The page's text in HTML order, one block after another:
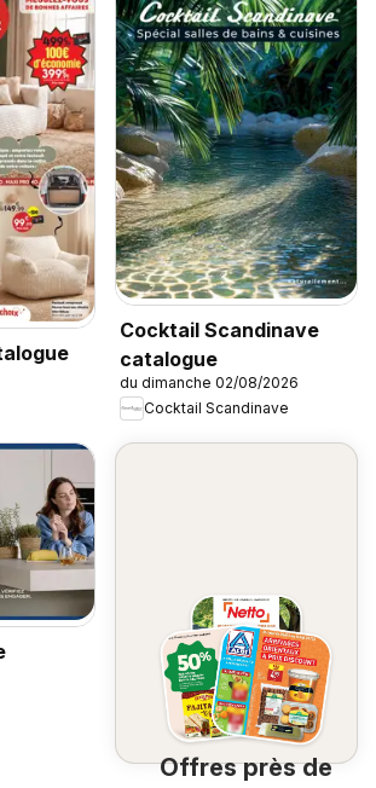
Cocktail Scandinave
catalogue
du dimanche 02/08/2026
Cocktail Scandinave
Offres près de